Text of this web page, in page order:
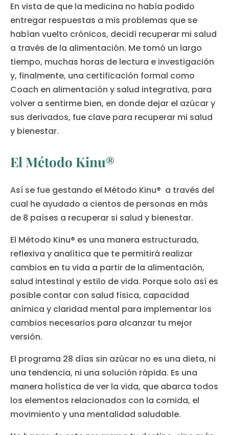
En vista de que la medicina no había podido
entregar respuestas a mis problemas que se
habían vuelto crónicos, decidí recuperar mi salud
a través de la alimentación. Me tomó un largo
tiempo, muchas horas de lectura e investigación
y, finalmente, una certificación formal como
Coach en alimentación y salud integrativa, para
volver a sentirme bien, en donde dejar el azúcar y
sus derivados, fue clave para recuperar mi salud
y bienestar.
El Método Kinu®
Así se fue gestando el Método Kinu® a través del
cual he ayudado a cientos de personas en más
de 8 países a recuperar si salud y bienestar.
El Método Kinu® es una manera estructurada,
reflexiva y analítica que te permitirá realizar
cambios en tu vida a partir de la alimentación,
salud intestinal y estilo de vida. Porque solo así es
posible contar con salud física, capacidad
anímica y claridad mental para implementar los
cambios necesarios para alcanzar tu mejor
versión.
El programa 28 días sin azúcar no es una dieta, ni
una tendencia, ni una solución rápida. Es una
manera holística de ver la vida, que abarca todos
los elementos relacionados con la comida, el
movimiento y una mentalidad saludable.